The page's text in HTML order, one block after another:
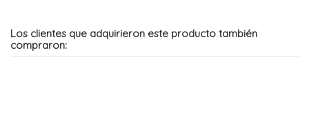
Los clientes que adquirieron este producto también
compraron: